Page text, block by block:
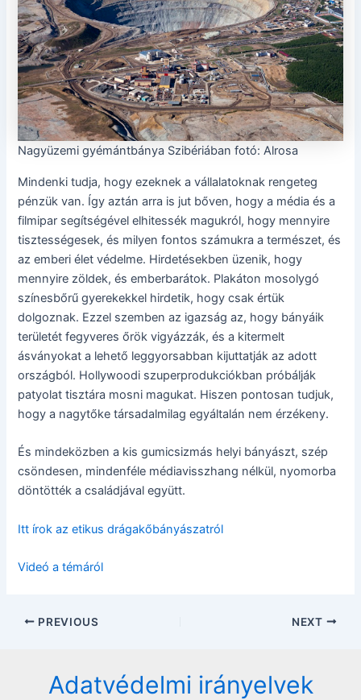
Nagyüzemi gyémántbánya Szibériában fotó: Alrosa
Mindenki tudja, hogy ezeknek a vállalatoknak rengeteg
pénzük van. Így aztán arra is jut bőven, hogy a média és a
filmipar segítségével elhitessék magukról, hogy mennyire
tisztességesek, és milyen fontos számukra a természet, és
az emberi élet védelme. Hirdetésekben üzenik, hogy
mennyire zöldek, és emberbarátok. Plakáton mosolygó
színesbőrű gyerekekkel hirdetik, hogy csak értük
dolgoznak. Ezzel szemben az igazság az, hogy bányáik
területét fegyveres őrök vigyázzák, és a kitermelt
ásványokat a lehető leggyorsabban kijuttatják az adott
országból. Hollywoodi szuperprodukciókban próbálják
patyolat tisztára mosni magukat. Hiszen pontosan tudjuk,
hogy a nagytőke társadalmilag egyáltalán nem érzékeny.
És mindeközben a kis gumicsizmás helyi bányászt, szép
csöndesen, mindenféle médiavisszhang nélkül, nyomorba
döntötték a családjával együtt.
Itt írok az etikus drágakőbányászatról
Videó a témáról
Post
PREVIOUS NEXT
Adatvédelmi irányelvek